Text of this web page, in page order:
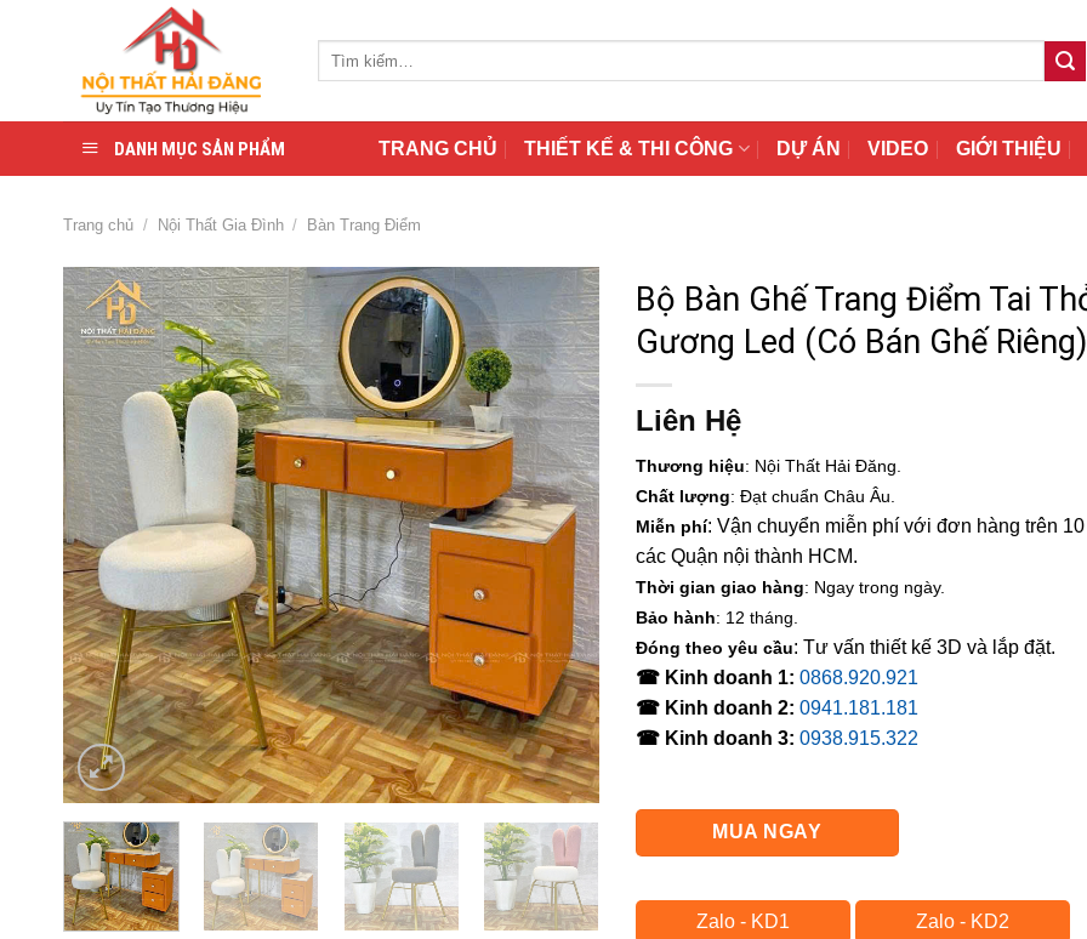
DANH MỤC SẢN PHẨM TRANG CHỦ THIẾT KẾ & THI CÔNG DỰ ÁN VIDEO GIỚI THIỆU
Trang chủ / Nội Thất Gia Đình / Bàn Trang Điểm
Bộ Bàn Ghế Trang Điểm Tai
Gương Led (Có Bán Ghế Riêng)
Liên Hệ
Thương hiệu: Nội Thất Hải Đăng.
Chất lượng: Đạt chuẩn Châu Âu.
Miễn phí: Vận chuyển miễn phí với đơn hàng trên 10
các Quận nội thành HCM.
Thời gian giao hàng: Ngay trong ngày.
Bảo hành: 12 tháng.
Đóng theo yêu cầu: Tư vấn thiết kế 3D và lắp đặt.
☎ Kinh doanh 1: 0868.920.921
☎ Kinh doanh 2: 0941.181.181
☎ Kinh doanh 3: 0938.915.322
MUA NGAY
Zalo - KD1 Zalo - KD2